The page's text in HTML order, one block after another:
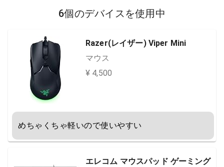
6個のデバイスを使用中
Razer(レイザー) Viper Mini
マウス
¥ 4,500
めちゃくちゃ軽いので使いやすい
エレコム マウスパッド ゲーミング